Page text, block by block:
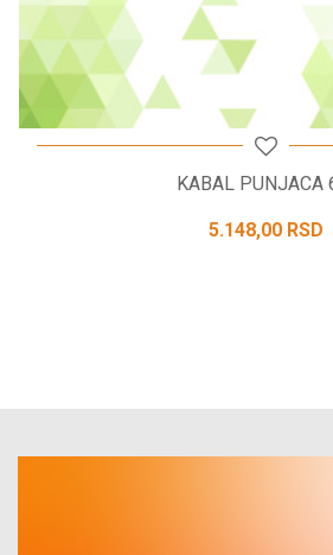
KABAL PUNJACA
5.148,00 RSD